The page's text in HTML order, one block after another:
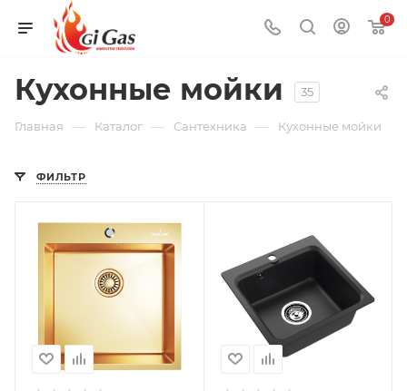
0
Кухонные мойки 35
Главная — Каталог — Сантехника — Кухонные мойки
ФИЛЬТР